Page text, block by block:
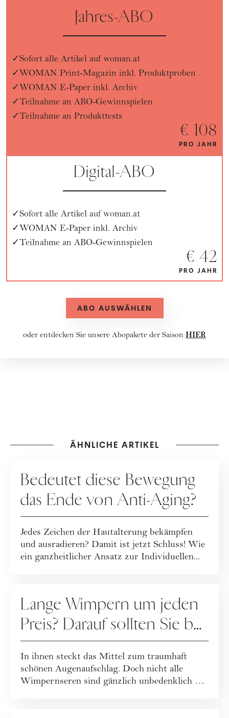
Jahres-ABO
Sofort alle Artikel auf woman.at
WOMAN Print-Magazin inkl. Produktproben
WOMAN E-Paper inkl. Archiv
Teilnahme an ABO-Gewinnspielen
Teilnahme an Produkttests
€ 108
PRO JAHR
Digital-ABO
Sofort alle Artikel auf woman.at
WOMAN E-Paper inkl. Archiv
Teilnahme an ABO-Gewinnspielen
€ 42
PRO JAHR
ABO AUSWÄHLEN
oder entdecken Sie unsere Abopakete der Saison HIER
ÄHNLICHE ARTIKEL
Bedeutet diese Bewegung
das Ende von Anti-Aging?
Jedes Zeichen der Hautalterung bekämpfen
und ausradieren? Damit ist jetzt Schluss! Wie
ein ganzheitlicher Ansatz zur Individuellen...
Lange Wimpern um jeden
Preis? Darauf sollten Sie bei
Wimpernseren achten
In ihnen steckt das Mittel zum traumhaft
schönen Augenaufschlag. Doch nicht alle
Wimpernseren sind gänzlich unbedenklich …